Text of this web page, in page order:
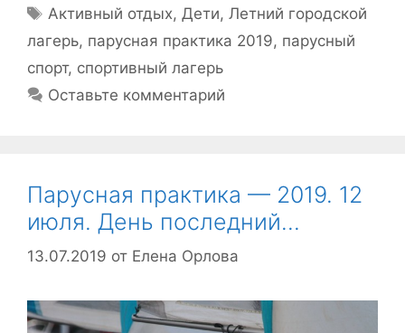
Метки
Активный отдых,Дети,Летний городской
лагерь, парусная практика 2019, парусный
спорт, спортивный лагерь
Оставьте комментарий
Парусная практика — 2019. 12
июля. День последний…
13.07.2019 от Елена Орлова